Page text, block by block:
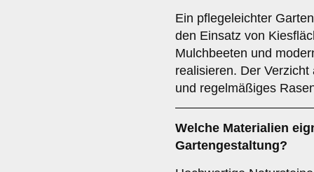
Ein pflegeleichter
den Einsatz von
Mulchbeeten und
realisieren. Der
und regelmäßiges
Welche Materialien
Gartengestaltung?